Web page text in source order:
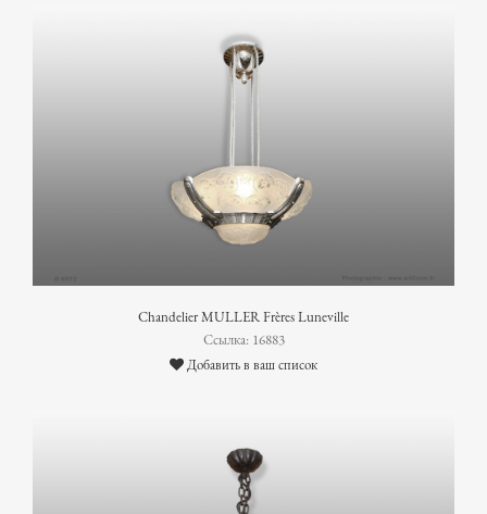
Chandelier MULLER Frères Luneville
Ссылка: 16883
Добавить в ваш список